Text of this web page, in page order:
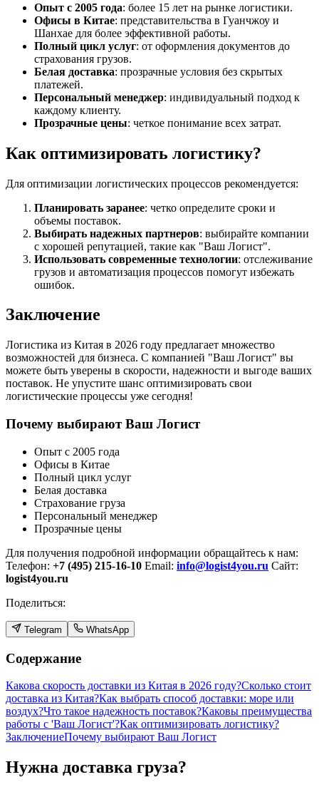
Опыт с 2005 года: более 15 лет на рынке логистики.
Офисы в Китае: представительства в Гуанчжоу и
Шанхае для более эффективной работы.
Полный цикл услуг: от оформления документов до
страхования грузов.
Белая доставка: прозрачные условия без скрытых
платежей.
Персональный менеджер: индивидуальный подход к
каждому клиенту.
Прозрачные цены: четкое понимание всех затрат.
Как оптимизировать логистику?
Для оптимизации логистических процессов рекомендуется:
Планировать заранее: четко определите сроки и
объемы поставок.
Выбирать надежных партнеров: выбирайте компании
с хорошей репутацией, такие как "Ваш Логист".
Использовать современные технологии: отслеживание
грузов и автоматизация процессов помогут избежать
ошибок.
Заключение
Логистика из Китая в 2026 году предлагает множество
возможностей для бизнеса. С компанией "Ваш Логист" вы
можете быть уверены в скорости, надежности и выгоде ваших
поставок. Не упустите шанс оптимизировать свои
логистические процессы уже сегодня!
Почему выбирают Ваш Логист
Опыт с 2005 года
Офисы в Китае
Полный цикл услуг
Белая доставка
Страхование груза
Персональный менеджер
Прозрачные цены
Для получения подробной информации обращайтесь к нам:
Телефон: +7 (495) 215-16-10 Email: info@logist4you.ru Сайт:
logist4you.ru
Поделиться:
Telegram WhatsApp
Содержание
Какова скорость доставки из Китая в 2026 году?Сколько стоит
доставка из Китая?Как выбрать способ доставки: море или
воздух?Что такое надежность поставок?Каковы преимущества
работы с 'Ваш Логист'?Как оптимизировать логистику?
ЗаключениеПочему выбирают Ваш Логист
Нужна доставка груза?